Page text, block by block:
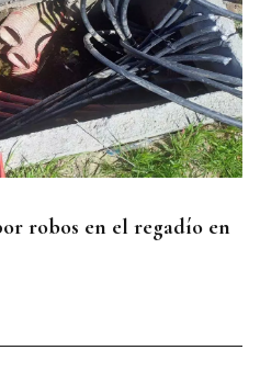
robos en el regadío en